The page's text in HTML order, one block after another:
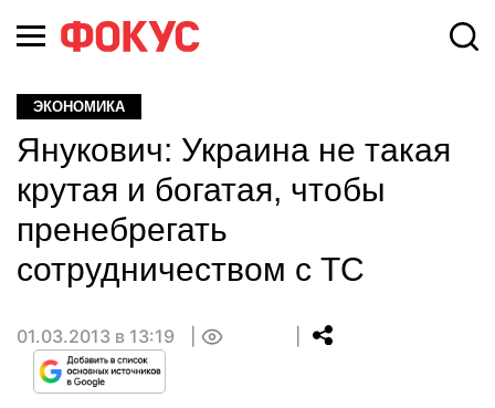
ЭКОНОМИКА
Янукович: Украина не такая
крутая и богатая, чтобы
пренебрегать
сотрудничеством с ТС
01.03.2013 в 13:19